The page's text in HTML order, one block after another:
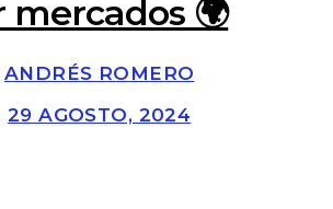
mercados 🌍
ANDRÉS ROMERO
29 AGOSTO, 2024